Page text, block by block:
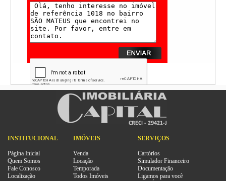
INSTITUCIONAL
Página Inicial
Quem Somos
Fale Conosco
Localização
IMÓVEIS
Venda
Locação
Temporada
Todos Imóveis
SERVIÇOS
Cartórios
Simulador Financeiro
Documentação
Ligamos para você